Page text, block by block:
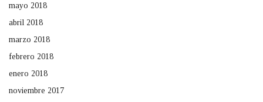
mayo 2018
abril 2018
marzo 2018
febrero 2018
enero 2018
noviembre 2017